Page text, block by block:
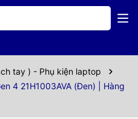
tay ) - Phụ kiện laptop
4 21H1003AVA (Đen) | Hàng